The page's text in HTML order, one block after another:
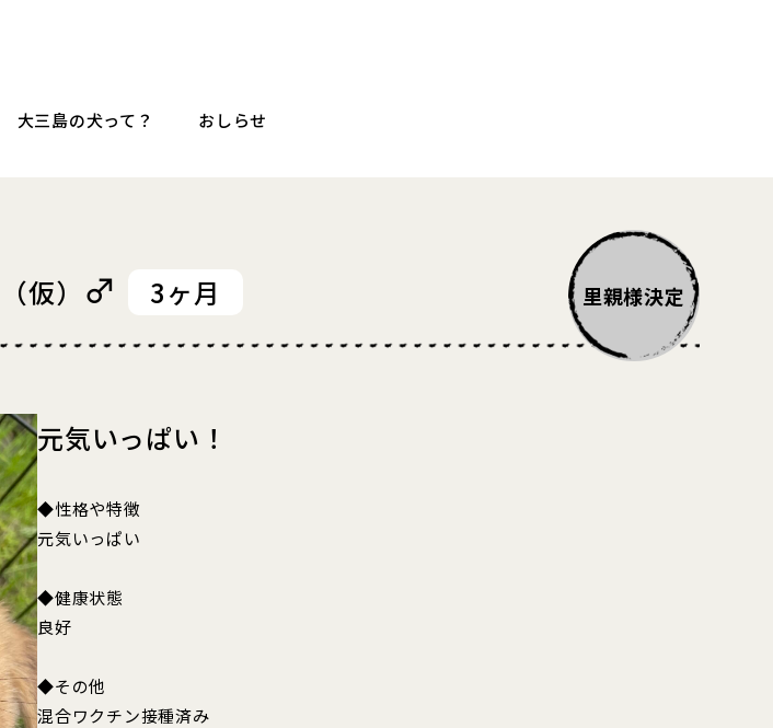
大三島の犬って？ おしらせ
（仮） ♂ 3ヶ月 里親様決定
元気いっぱい！
◆性格や特徴
元気いっぱい
◆健康状態
良好
◆その他
混合ワクチン接種済み